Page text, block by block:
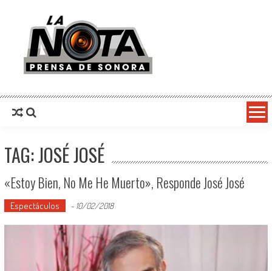
La Nota Prensa De Sonora
TAG: JOSÉ JOSÉ
«Estoy Bien, No Me He Muerto», Responde José José
Espectáculos - 10/02/2018